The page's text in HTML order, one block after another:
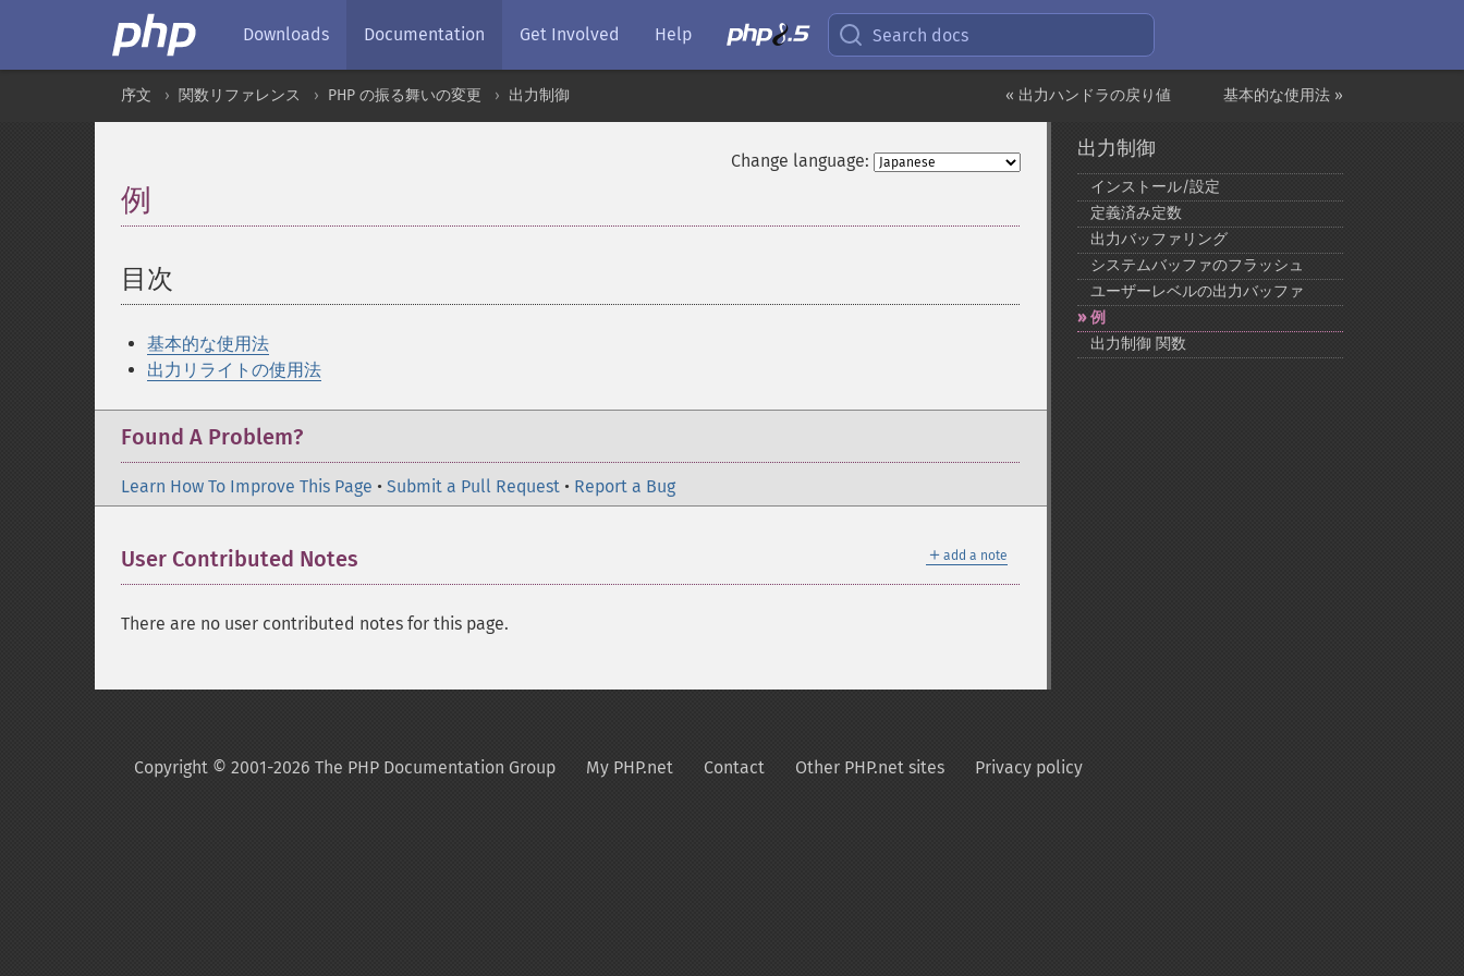
Downloads Documentation Get Involved Help Search docs
基本的な使用法 »
« 出力ハンドラの戻り値
序文 関数リファレンス PHP の振る舞いの変更 出力制御
Change language:
例
目次
基本的な使用法
出力リライトの使用法
Found A Problem?
Learn How To Improve This Page • Submit a Pull Request • Report a Bug
＋ add a note
User Contributed Notes
There are no user contributed notes for this page.
出力制御
インストール/設定
定義済み定数
出力バッファリング
システムバッファのフラッシュ
ユーザーレベルの出力バッファ
例
出力制御 関数
Copyright © 2001-2026 The PHP Documentation Group My PHP.net Contact Other PHP.net sites Privacy policy